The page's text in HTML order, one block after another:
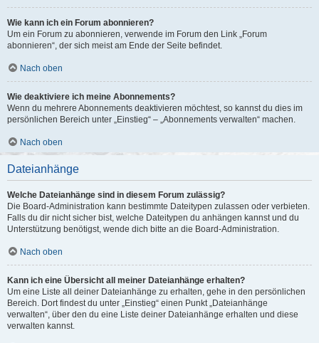
Wie kann ich ein Forum abonnieren?
Um ein Forum zu abonnieren, verwende im Forum den Link „Forum
abonnieren“, der sich meist am Ende der Seite befindet.
Nach oben
Wie deaktiviere ich meine Abonnements?
Wenn du mehrere Abonnements deaktivieren möchtest, so kannst du dies im
persönlichen Bereich unter „Einstieg“ – „Abonnements verwalten“ machen.
Nach oben
Dateianhänge
Welche Dateianhänge sind in diesem Forum zulässig?
Die Board-Administration kann bestimmte Dateitypen zulassen oder verbieten.
Falls du dir nicht sicher bist, welche Dateitypen du anhängen kannst und du
Unterstützung benötigst, wende dich bitte an die Board-Administration.
Nach oben
Kann ich eine Übersicht all meiner Dateianhänge erhalten?
Um eine Liste all deiner Dateianhänge zu erhalten, gehe in den persönlichen
Bereich. Dort findest du unter „Einstieg“ einen Punkt „Dateianhänge
verwalten“, über den du eine Liste deiner Dateianhänge erhalten und diese
verwalten kannst.